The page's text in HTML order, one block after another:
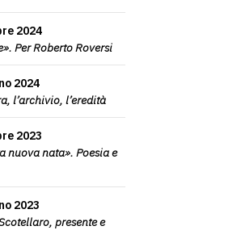
2024
Per Roberto Roversi
2024
l’archivio, l’eredità
2023
nuova nata». Poesia e
2023
presente e